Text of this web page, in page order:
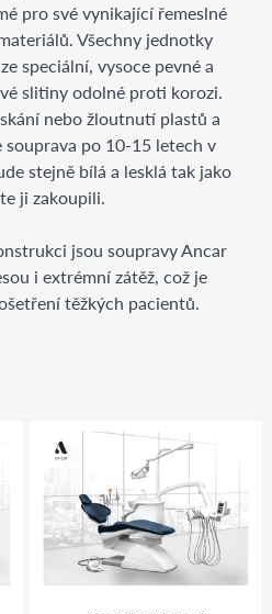
pro své vynikající řemeslné
Všechny jednotky
speciální, vysoce pevné a
slitiny odolné proti korozi.
nebo žloutnutí plastů a
po 10-15 letech v
stejně bílá a lesklá tak jako
ji zakoupili.
jsou soupravy Ancar
i extrémní zátěž, což je
těžkých pacientů.